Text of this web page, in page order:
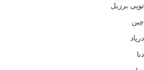
توپی برزیل
چین
درپاد
دنا